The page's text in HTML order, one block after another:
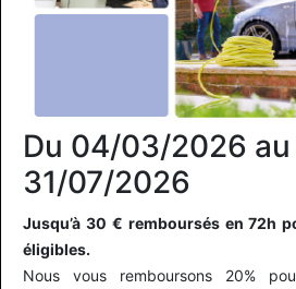
Du 04/03/2026 au
31/07/2026
Jusqu’à 30 € remboursés en 72h
éligibles.
Nous vous remboursons 20%